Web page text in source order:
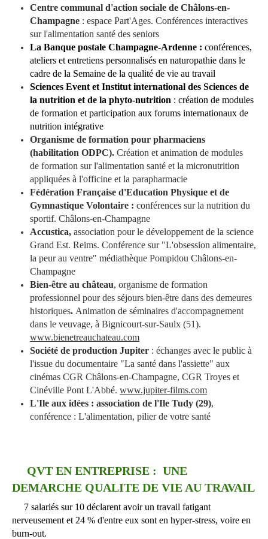
Centre communal d'action sociale de Châlons-en-
Champagne : espace Part'Ages. Conférences interactives
sur l'alimentation santé des seniors
La Banque postale Champagne-Ardenne : conférences,
ateliers et entretiens personnalisés en naturopathie dans le
cadre de la Semaine de la qualité de vie au travail
Sciences Event et Institut international des Sciences de
la nutrition et de la phyto-nutrition : création de modules
de formation et participation aux forums internationaux de
nutrition intégrative
Organisme de formation pour pharmaciens
(habilitation ODPC). Création et animation de modules
de formation sur l'alimentation santé et la micronutrition
appliquées à l'officine et la parapharmacie
Fédération Française d'Education Physique et de
Gymnastique Volontaire : conférences sur la nutrition du
sportif. Châlons-en-Champagne
Accustica, association pour le développement de la science
Grand Est. Reims. Conférence sur "L'obsession alimentaire,
la peur au ventre" médiathèque Pompidou Châlons-en-
Champagne
Bien-être au château, organisme de formation
professionnel pour des séjours bien-être dans des demeures
historiques. Animation de séminaires d'accompagnement
dans le veuvage, à Bignicourt-sur-Saulx (51).
www.bienetreauchateau.com
Société de production Jupiter : échanges avec le public à
l'issue du documentaire "La santé dans l'assiette" aux
cinémas CGR Châlons-en-Champagne, CGR Troyes et
Cinéville Pont L'Abbé. www.jupiter-films.com
L'Ile aux idées : association de l'Ile Tudy (29),
conférence : L'alimentation, pilier de votre santé
QVT EN ENTREPRISE : UNE
DEMARCHE QUALITE DE VIE AU TRAVAIL
7 salariés sur 10 déclarent avoir un travail fatigant
nerveusement et 24 % d'entre eux sont en hyper-stress, voire en
burn-out.